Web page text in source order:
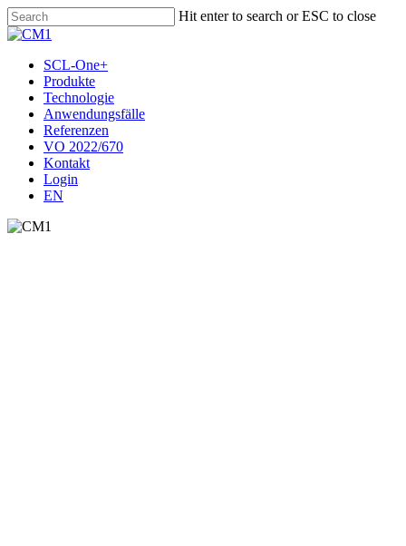
Skip
to
content
Hit enter to search or ESC to close
Close
Menu
SCL-One+
Produkte
Technologie
Anwendungsfälle
Referenzen
VO 2022/670
Kontakt
Login
EN